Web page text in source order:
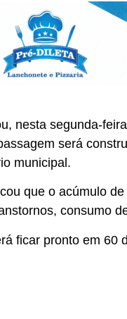
nesta segunda-
será
municipal.
que o acúmulo
consumo
ficar pronto em